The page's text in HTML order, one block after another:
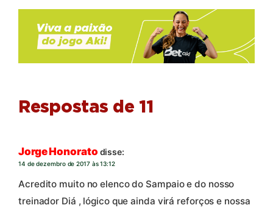
Respostas de 11
Jorge Honorato disse:
14 de dezembro de 2017 às 13:12
Acredito muito no elenco do Sampaio e do nosso
treinador Diá , lógico que ainda virá reforços e nossa